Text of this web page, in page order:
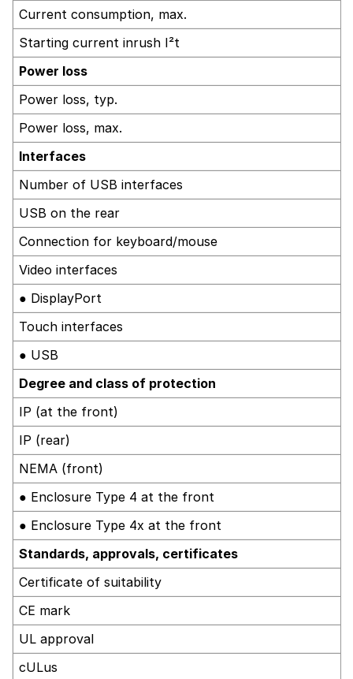
Current consumption, max.
Starting current inrush I²t
Power loss
Power loss, typ.
Power loss, max.
Interfaces
Number of USB interfaces
USB on the rear
Connection for keyboard/mouse
Video interfaces
● DisplayPort
Touch interfaces
● USB
Degree and class of protection
IP (at the front)
IP (rear)
NEMA (front)
● Enclosure Type 4 at the front
● Enclosure Type 4x at the front
Standards, approvals, certificates
Certificate of suitability
CE mark
UL approval
cULus